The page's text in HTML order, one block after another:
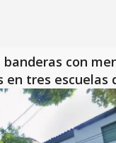
con
tres escuelas